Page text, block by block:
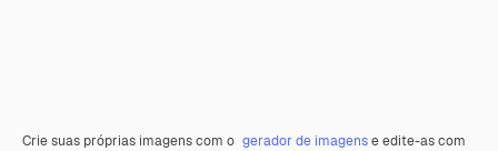
Crie suas próprias imagens com o gerador de imagense edite-as com